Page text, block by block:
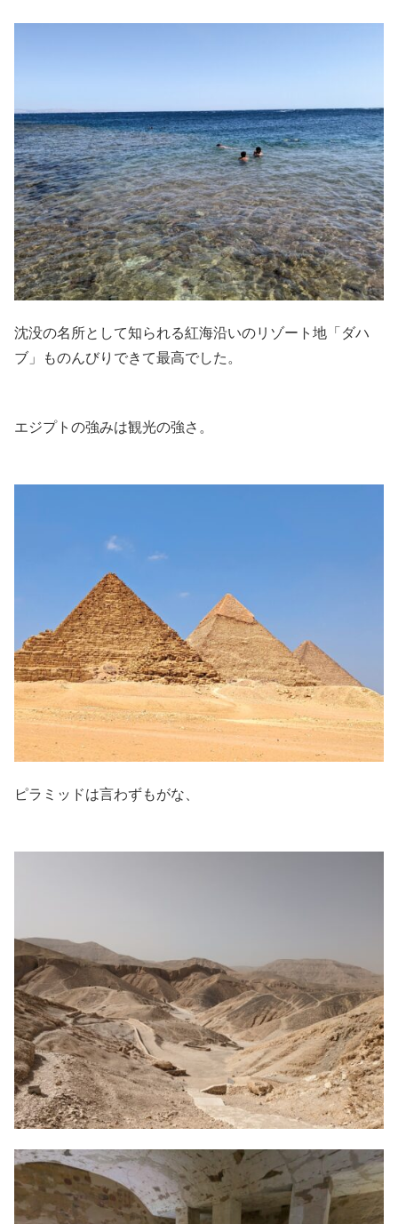
沈没の名所として知られる紅海沿いのリゾート地「ダハ
ブ」ものんびりできて最高でした。
エジプトの強みは観光の強さ。
ピラミッドは言わずもがな、